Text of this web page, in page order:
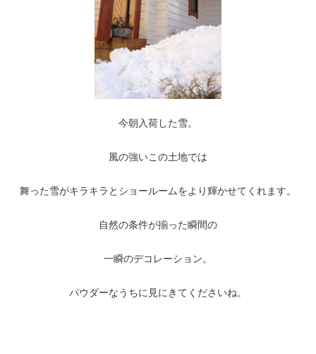
今朝入荷した雪。
風の強いこの土地では
舞った雪がキラキラとショールームをより輝かせてくれます。
自然の条件が揃った瞬間の
一瞬のデコレーション。
パウダーなうちに見にきてくださいね。